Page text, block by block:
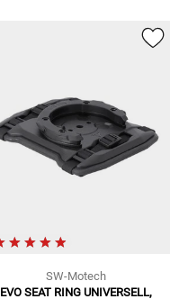
SW-Motech
EVO SEAT RING UNIVERSELL,